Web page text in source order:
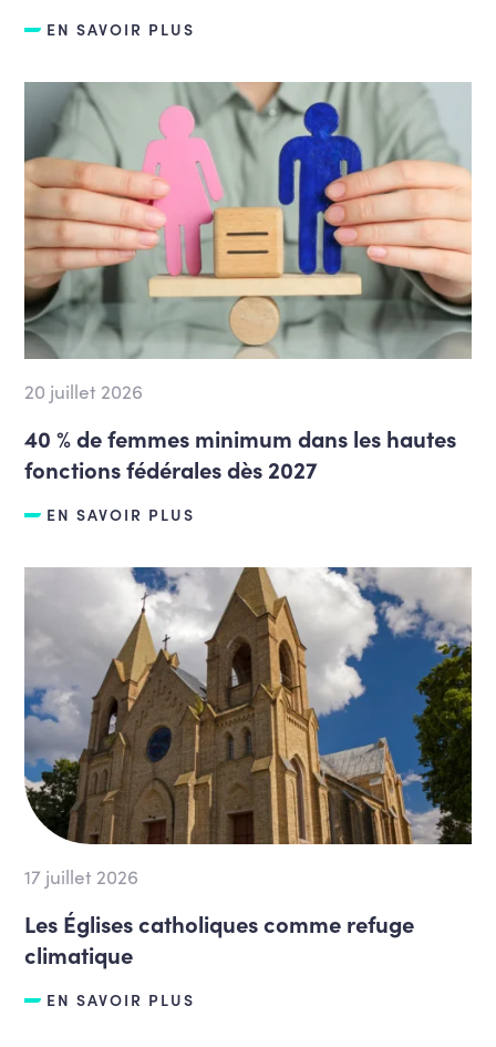
EN SAVOIR PLUS
20 juillet 2026
40 % de femmes minimum dans les hautes
fonctions fédérales dès 2027
EN SAVOIR PLUS
17 juillet 2026
Les Églises catholiques comme refuge
climatique
EN SAVOIR PLUS